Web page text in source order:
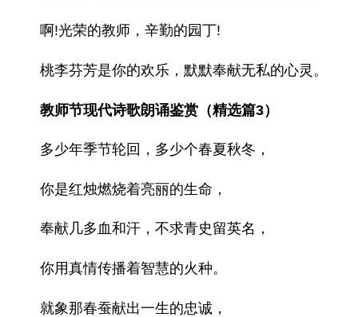
啊!光荣的教师，辛勤的园丁!
桃李芬芳是你的欢乐，默默奉献无私的心灵。
教师节现代诗歌朗诵鉴赏（精选篇3）
多少年季节轮回，多少个春夏秋冬，
你是红烛燃烧着亮丽的生命，
奉献几多血和汗，不求青史留英名，
你用真情传播着智慧的火种。
就象那春蚕献出一生的忠诚，